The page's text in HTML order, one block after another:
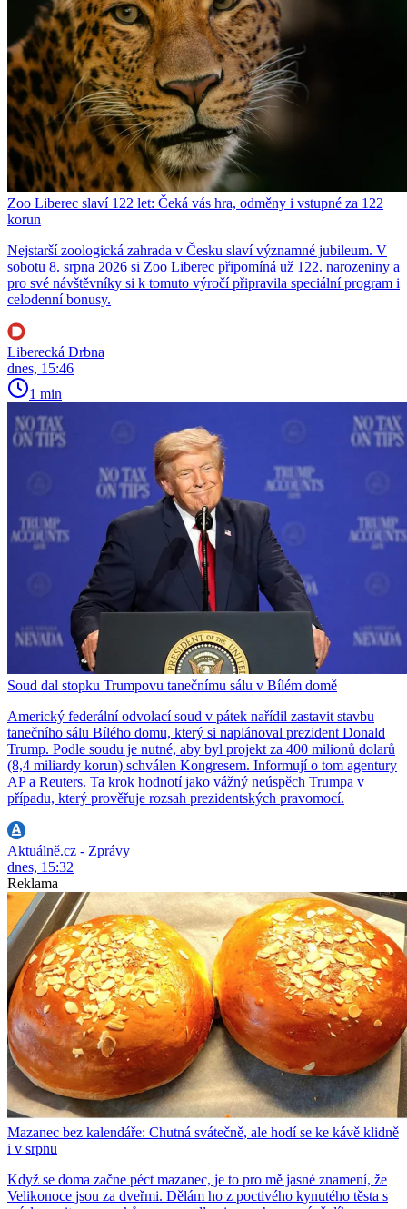
Zoo Liberec slaví 122 let: Čeká vás hra, odměny i vstupné za 122
korun
Nejstarší zoologická zahrada v Česku slaví významné jubileum. V
sobotu 8. srpna 2026 si Zoo Liberec připomíná už 122. narozeniny a
pro své návštěvníky si k tomuto výročí připravila speciální program i
celodenní bonusy.
Liberecká Drbna
dnes, 15:46
1 min
Soud dal stopku Trumpovu tanečnímu sálu v Bílém domě
Americký federální odvolací soud v pátek nařídil zastavit stavbu
tanečního sálu Bílého domu, který si naplánoval prezident Donald
Trump. Podle soudu je nutné, aby byl projekt za 400 milionů dolarů
(8,4 miliardy korun) schválen Kongresem. Informují o tom agentury
AP a Reuters. Ta krok hodnotí jako vážný neúspěch Trumpa v
případu, který prověřuje rozsah prezidentských pravomocí.
Aktuálně.cz - Zprávy
dnes, 15:32
Reklama
Mazanec bez kalendáře: Chutná svátečně, ale hodí se ke kávě klidně
i v srpnu
Když se doma začne péct mazanec, je to pro mě jasné znamení, že
Velikonoce jsou za dveřmi. Dělám ho z poctivého kynutého těsta s